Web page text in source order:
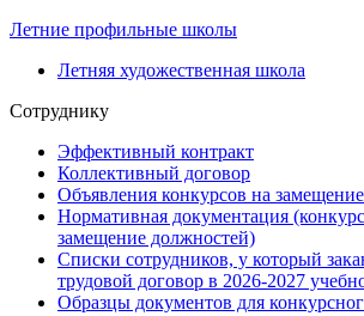
Летние профильные школы
Летняя художественная школа
Сотруднику
Эффективный контракт
Коллективный договор
Объявления конкурсов на
Нормативная документация
замещение должностей)
Списки сотрудников, у который
трудовой договор в 2026-2027
Образцы документов для